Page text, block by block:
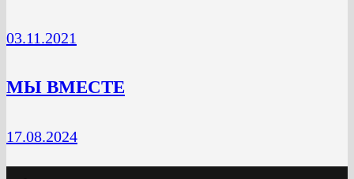
03.11.2021
МЫ ВМЕСТЕ
17.08.2024